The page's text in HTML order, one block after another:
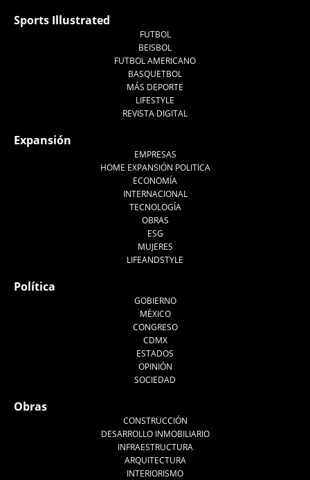
Sports Illustrated
FUTBOL
BEISBOL
FUTBOL AMERICANO
BASQUETBOL
MÁS DEPORTE
LIFESTYLE
REVISTA DIGITAL
Expansión
EMPRESAS
HOME EXPANSIÓN POLITICA
ECONOMÍA
INTERNACIONAL
TECNOLOGÍA
OBRAS
ESG
MUJERES
LIFEANDSTYLE
Política
GOBIERNO
MÉXICO
CONGRESO
CDMX
ESTADOS
OPINIÓN
SOCIEDAD
Obras
CONSTRUCCIÓN
DESARROLLO INMOBILIARIO
INFRAESTRUCTURA
ARQUITECTURA
INTERIORISMO